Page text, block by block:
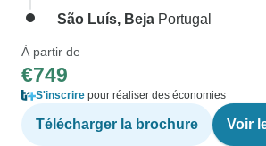
São Luís, Beja Portugal
À partir de
€749
S'inscrire pour réaliser des économies
Télécharger la brochure Voir